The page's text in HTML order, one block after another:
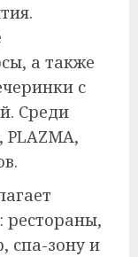
а также
с
Среди
рестораны,
спа-зону и